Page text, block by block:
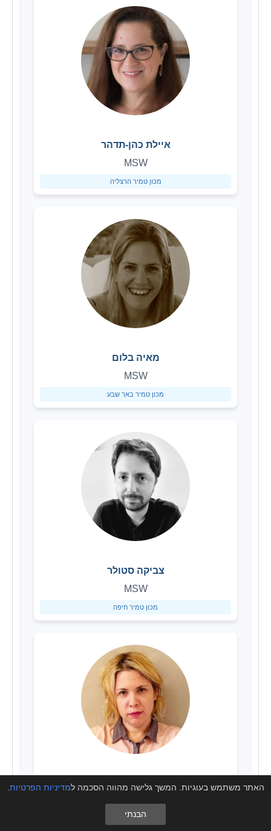
איילת כהן-תדהר
MSW
מכון טמיר הרצליה
מאיה בלום
MSW
מכון טמיר באר שבע
צביקה סטולר
MSW
מכון טמיר חיפה
שירה לבנת בן זאב
MSW
האתר משתמש בעוגיות. המשך גלישה מהווה הסכמה למדיניות הפרטיות
הבנתי